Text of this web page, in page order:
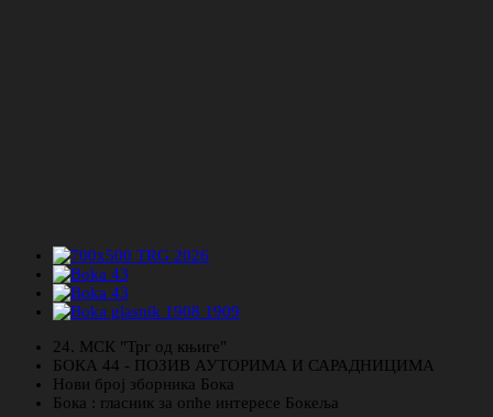
24. МСК "Трг од књиге"
БОКА 44 - ПОЗИВ АУТОРИМА И САРАДНИЦИМА
Нови број зборника Бока
Бока : гласник за опће интересе Бокеља